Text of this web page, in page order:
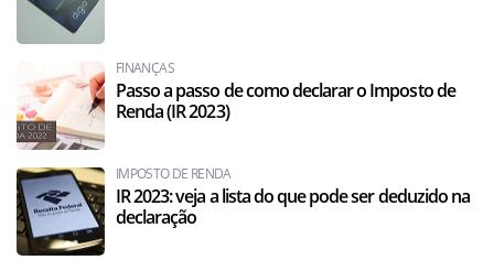
FINANÇAS
Passo a passo de como declarar o Imposto de
Renda (IR 2023)
IMPOSTO DE RENDA
IR 2023: veja a lista do que pode ser deduzido na
declaração